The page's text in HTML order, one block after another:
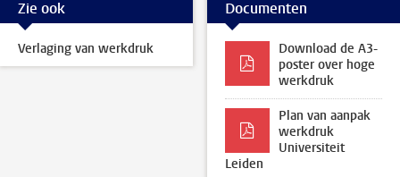
Zie ook
Verlaging van werkdruk
Documenten
Download de A3-
poster over hoge
werkdruk
Plan van aanpak
werkdruk
Universiteit
Leiden